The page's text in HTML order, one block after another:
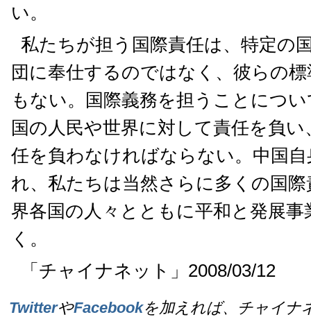
い。
私たちが担う国際責任は、特定の
団に奉仕するのではなく、彼らの
もない。国際義務を担うことにつ
国の人民や世界に対して責任を負
任を負わなければならない。中国
れ、私たちは当然さらに多くの国
界各国の人々とともに平和と発展
く。
「チャイナネット」2008/03/12
TwitterやFacebookを加えれば、チャイナ